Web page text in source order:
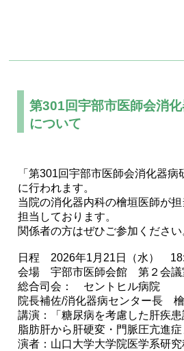
第301回宇部市医師会消
について
「第301回宇部市医師会消化器
に行われます。
当院の消化器内科の檜垣医師が
担当しております。
関係者の方はぜひご参加ください
日程 2026年1月21日（水）
会場 宇部市医師会館 第２会議
総合司会： セントヒル病院
院長補佐/消化器病センター長
講演：「糖尿病を考慮した肝疾
脂肪肝から肝硬変・門脈圧亢進症
演者：山口大学大学院医学系研